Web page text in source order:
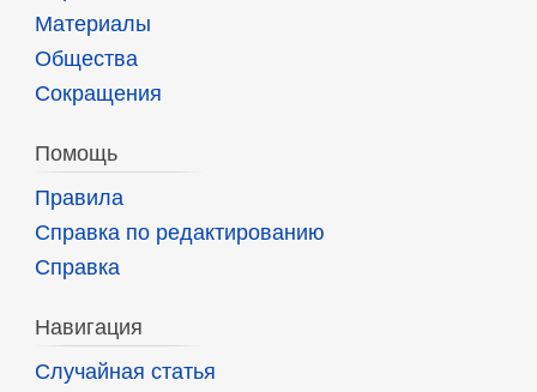
Материалы
Общества
Сокращения
Помощь
Правила
Справка по редактированию
Справка
Навигация
Случайная статья